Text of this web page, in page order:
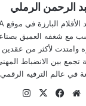
الرحمن الرملي
مع شغفه العميق
وامتدت لأكثر من
تجمع بين الانضباط
في عالم الترفيه
موقع
فيسبوك
‫X